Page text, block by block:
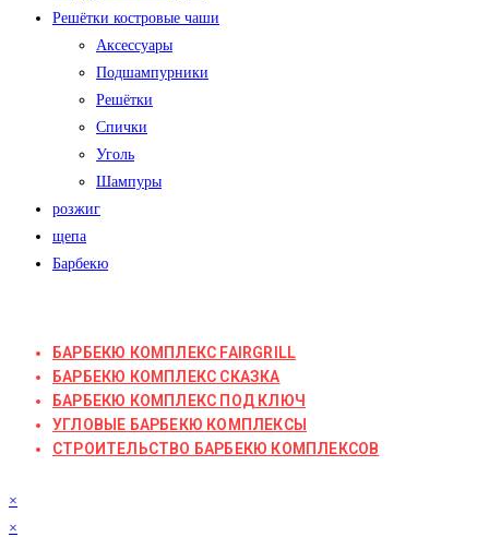
Решётки костровые чаши
Аксессуары
Подшампурники
Решётки
Спички
Уголь
Шампуры
розжиг
щепа
Барбекю
БАРБЕКЮ КОМПЛЕКС FAIRGRILL
БАРБЕКЮ КОМПЛЕКС СКАЗКА
БАРБЕКЮ КОМПЛЕКС ПОД КЛЮЧ
УГЛОВЫЕ БАРБЕКЮ КОМПЛЕКСЫ
СТРОИТЕЛЬСТВО БАРБЕКЮ КОМПЛЕКСОВ
×
×